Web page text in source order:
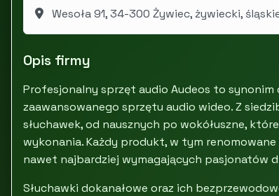
Wesoła 91, 34-300 Żywiec, żywiecki,
Opis firmy
Profesjonalny sprzęt audio Audeos to
zaawansowanego sprzętu audio wideo. Z
słuchawek, od nausznych po wokółuszne,
wykonania. Każdy produkt, w tym
nawet najbardziej wymagających pasjonatów
Słuchawki dokanałowe oraz ich